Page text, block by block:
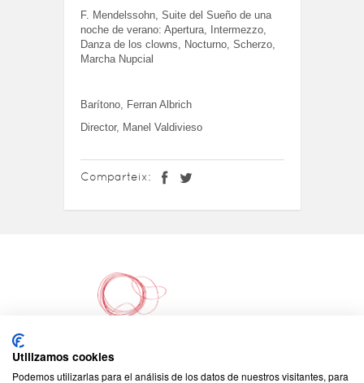
F. Mendelssohn, Suite del Sueño de una
noche de verano: Apertura, Intermezzo,
Danza de los clowns, Nocturno, Scherzo,
Marcha Nupcial
Barítono, Ferran Albrich
Director, Manel Valdivieso
Comparteix:
©2026 - Tots els drets reservats
Utilizamos cookies
Podemos utilizarlas para el análisis de los datos de nuestros visitantes, para